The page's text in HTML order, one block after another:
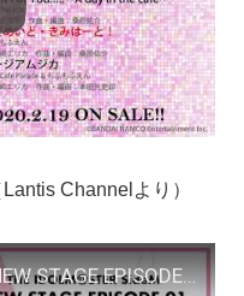
Lantis Channelより）
THE IDOLM@STER SideM NEW STAGE EPISODE：01 もふもふえん 試聴動画